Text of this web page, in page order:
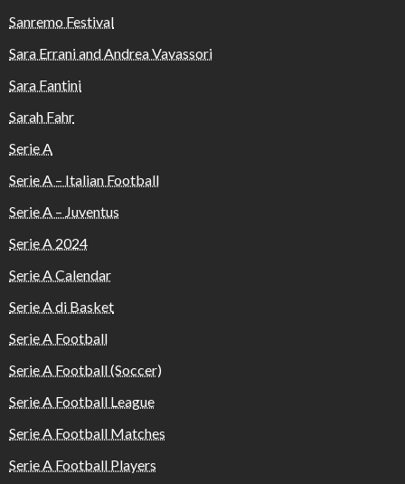
Sanremo Festival
Sara Errani and Andrea Vavassori
Sara Fantini
Sarah Fahr
Serie A
Serie A – Italian Football
Serie A – Juventus
Serie A 2024
Serie A Calendar
Serie A di Basket
Serie A Football
Serie A Football (Soccer)
Serie A Football League
Serie A Football Matches
Serie A Football Players